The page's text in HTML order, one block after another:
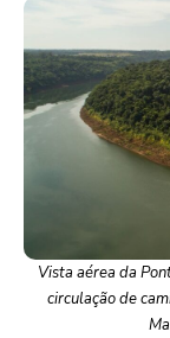
Vista aérea da
circulação de